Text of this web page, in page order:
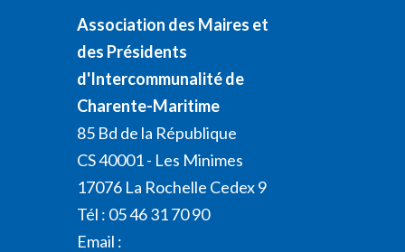
Association des Maires et
des Présidents
d'Intercommunalité de
Charente-Maritime
85 Bd de la République
CS 40001 - Les Minimes
17076 La Rochelle Cedex 9
Tél : 05 46 31 70 90
Email :